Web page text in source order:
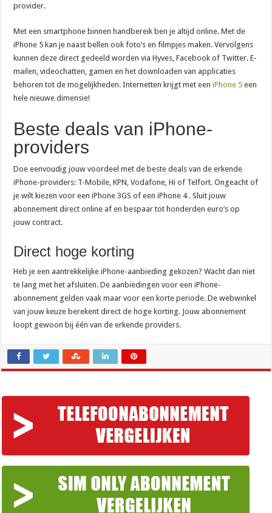
provider.
Met een smartphone binnen handbereik ben je altijd online. Met de
iPhone 5 kan je naast bellen ook foto’s en filmpjes maken. Vervolgens
kunnen deze direct gedeeld worden via Hyves, Facebook of Twitter. E-
mailen, videochatten, gamen en het downloaden van applicaties
behoren tot de mogelijkheden. Internetten krijgt met eeniPhone 5 een
hele nieuwe dimensie!
Beste deals van iPhone-
providers
Doe eenvoudig jouw voordeel met de beste deals van de erkende
iPhone-providers: T-Mobile, KPN, Vodafone, Hi of Telfort. Ongeacht of
je wilt kiezen voor een iPhone 3GS of een iPhone 4 . Sluit jouw
abonnement direct online af en bespaar tot honderden euro’s op
jouw contract.
Direct hoge korting
Heb je een aantrekkelijke iPhone-aanbieding gekozen? Wacht dan niet
te lang met het afsluiten. De aanbiedingen voor een iPhone-
abonnement gelden vaak maar voor een korte periode. De webwinkel
van jouw keuze berekent direct de hoge korting. Jouw abonnement
loopt gewoon bij één van de erkende providers.